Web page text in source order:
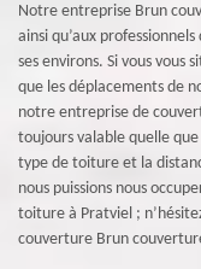
Notre entreprise Brun
ainsi qu’aux
ses environs. Si vous vous
que les déplacements de
notre entreprise de
toujours valable quelle
type de toiture et la
nous puissions nous
toiture à Pratviel ;
couverture Brun